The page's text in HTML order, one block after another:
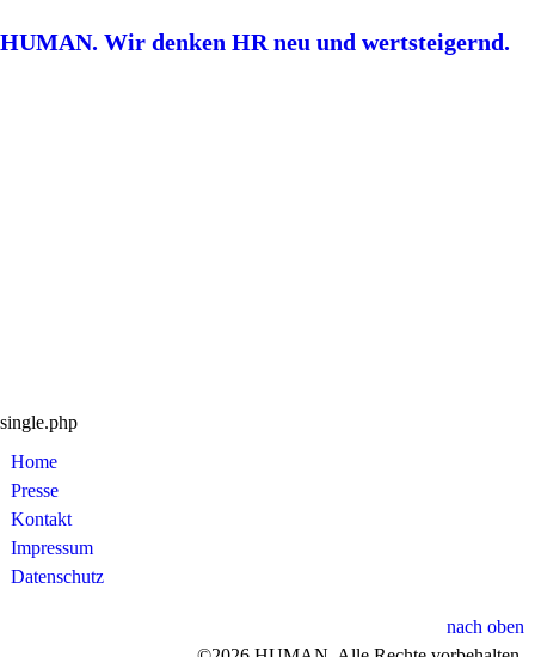
HUMAN. Wir denken HR neu und wertsteigernd.
single.php
Home
Presse
Kontakt
Impressum
Datenschutz
nach oben